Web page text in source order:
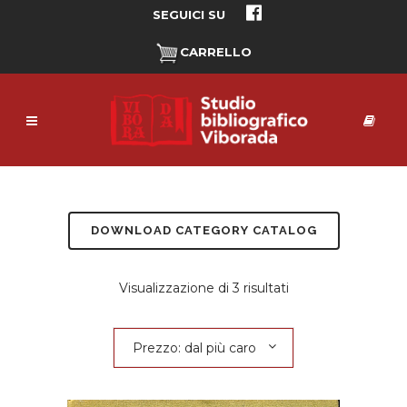
SEGUICI SU
CARRELLO
DOWNLOAD CATEGORY CATALOG
Visualizzazione di 3 risultatiPrezzo:
Prezzo: dal più caro